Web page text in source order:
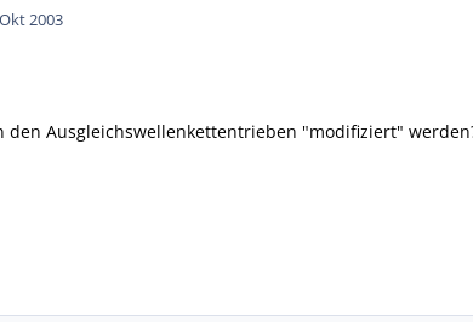
2003
den Ausgleichswellenkettentrieben "modifiziert"